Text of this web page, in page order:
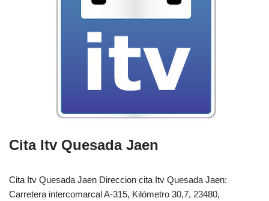
Cita Itv Quesada Jaen
Cita Itv Quesada Jaen Direccion cita Itv Quesada Jaen:
Carretera intercomarcal A-315, Kilómetro 30,7, 23480,